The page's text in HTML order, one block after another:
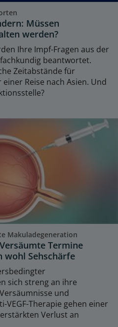
Müssen
werden?
Ihre Impf-Fragen aus der
beantwortet.
Zeitabstände für
Reise nach Asien. Und
Makuladegeneration
Termine
wohl Sehschärfe
sich streng an ihre
und
VEGF-Therapie gehen einer
Verlust an